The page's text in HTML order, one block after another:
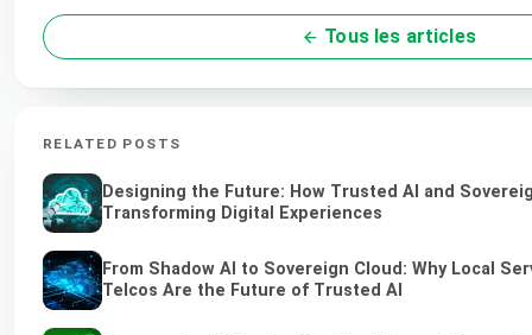
Tous les articles
RELATED POSTS
Designing the Future: How Trusted AI and
Transforming Digital Experiences
From Shadow AI to Sovereign Cloud: Why Local
Telcos Are the Future of Trusted AI